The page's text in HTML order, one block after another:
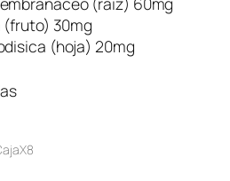
(fruto) 30mg
(hoja) 20mg